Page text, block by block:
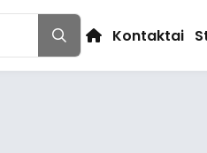
Kontaktai